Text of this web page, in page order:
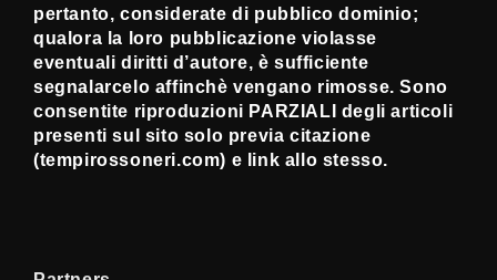
pertanto, considerate di pubblico dominio;
qualora la loro pubblicazione violasse
eventuali diritti d’autore, è sufficiente
segnalarcelo affinchè vengano rimosse. Sono
consentite riproduzioni PARZIALI degli articoli
presenti sul sito solo previa citazione
(tempirossoneri.com) e link allo stesso.